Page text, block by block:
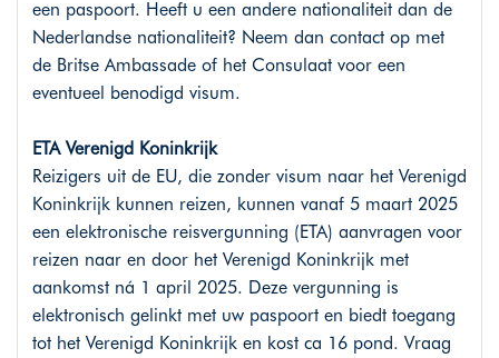
een paspoort. Heeft u een andere nationaliteit dan de
Nederlandse nationaliteit? Neem dan contact op met
de Britse Ambassade of het Consulaat voor een
eventueel benodigd visum.
ETA Verenigd Koninkrijk
Reizigers uit de EU, die zonder visum naar het Verenigd
Koninkrijk kunnen reizen, kunnen vanaf 5 maart 2025
een elektronische reisvergunning (ETA) aanvragen voor
reizen naar en door het Verenigd Koninkrijk met
aankomst ná 1 april 2025. Deze vergunning is
elektronisch gelinkt met uw paspoort en biedt toegang
tot het Verenigd Koninkrijk en kost ca 16 pond. Vraag